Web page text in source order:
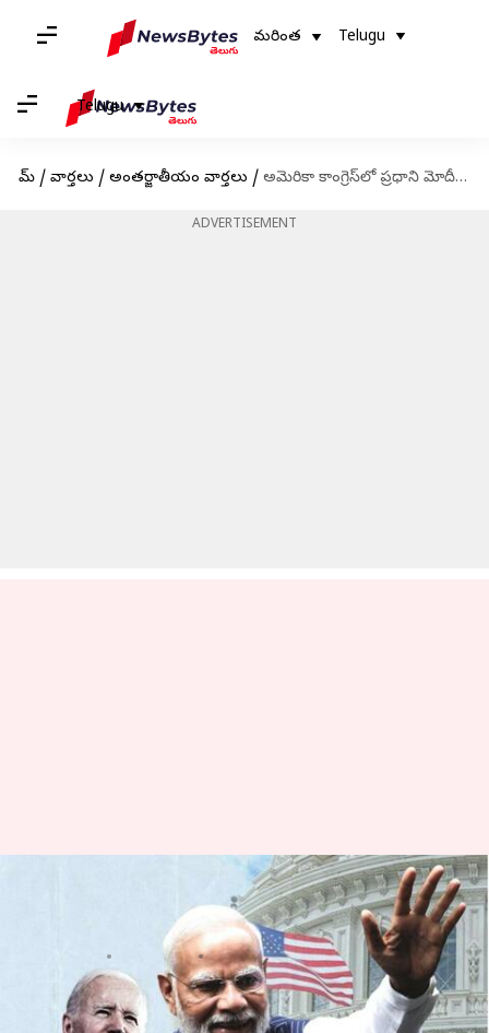
మరింత Telugu
Telugu
హోమ్ / వార్తలు / అంతర్జాతీయం వార్తలు / అమెరికా కాంగ్రెస్‌లో ప్రధాని మోదీ చారిత్రక ప్రసంగం హైలెట్స్ ఇవే
ADVERTISEMENT
అమెరికా కాంగ్రెస్‌లో ప్రధాని మోదీ
చారిత్రక ప్రసంగం హైలెట్స్ ఇవే
Jun 23, 2023 10:56 am
ఈ వార్తాకథనం ఏంటి